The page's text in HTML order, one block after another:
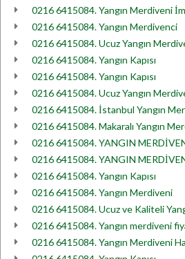
0216 6415084. Yangın Merdiveni
0216 6415084. Yangın Merdivenci
0216 6415084. Ucuz Yangın
0216 6415084. Yangın Kapısı
0216 6415084. Yangın Kapısı
0216 6415084. Ucuz Yangın
0216 6415084. İstanbul Yangın
0216 6415084. Makaralı Yangın
0216 6415084. YANGIN
0216 6415084. YANGIN
0216 6415084. Yangın Kapısı
0216 6415084. Yangın Merdiveni
0216 6415084. Ucuz ve Kaliteli
0216 6415084. Yangın merdiveni
0216 6415084. Yangın Merdiveni